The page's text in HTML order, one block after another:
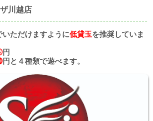
川越店
ただけますように低貸玉を推奨していま
円
円と４種類で遊べます。